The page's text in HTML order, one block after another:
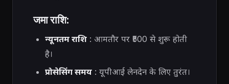
जमा राशि:
न्यूनतम राशि: आमतौर पर ₹500 से शुरू होती
है।
प्रोसेसिंग समय: यूपीआई लेनदेन के लिए तुरंत।